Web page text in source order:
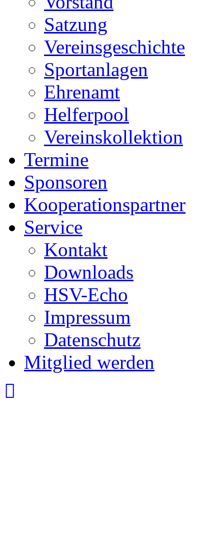
Satzung
Vereinsgeschichte
Sportanlagen
Ehrenamt
Helferpool
Vereinskollektion
Termine
Sponsoren
Kooperationspartner
Service
Kontakt
Downloads
HSV-Echo
Impressum
Datenschutz
Mitglied werden